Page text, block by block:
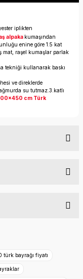
iplikten
alpaka kumaşından
enine göre 1.5 kat
mat, raşel kumaşlar parlak
tekniği kullanarak baskı
ve direklerde
su tutmaz.3.katlı
cm Türk
formunu
türk bayrağı fiyatı